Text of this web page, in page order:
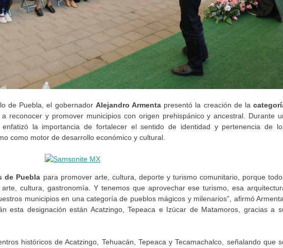
de Puebla, el gobernador Alejandro Armenta presentó la creación de la
a reconocer y promover municipios con origen prehispánico y ancestral. Durante
enfatizó la importancia de fortalecer el sentido de identidad y pertenencia de
como motor de desarrollo económico y cultural.
de Puebla para promover arte, cultura, deporte y turismo comunitario, porque
cultura, gastronomía. Y tenemos que aprovechar ese turismo, esa
municipios en una categoría de pueblos mágicos y milenarios”, afirmó Armenta.
esta designación están Acatzingo, Tepeaca e Izúcar de Matamoros, gracias a
históricos de Acatzingo, Tehuacán, Tepeaca y Tecamachalco, señalando que